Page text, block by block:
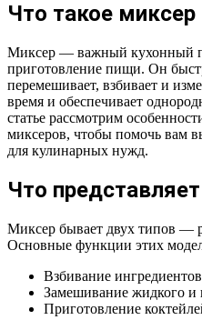
Что такое миксер
Миксер — важный кухонный
приготовление пищи. Он
перемешивает, взбивает и
время и обеспечивает
статье рассмотрим
миксеров, чтобы помочь вам
для кулинарных нужд.
Что
Миксер бывает двух типов —
Основные функции этих
Взбивание
Замешивание жидкого и
Приготовление